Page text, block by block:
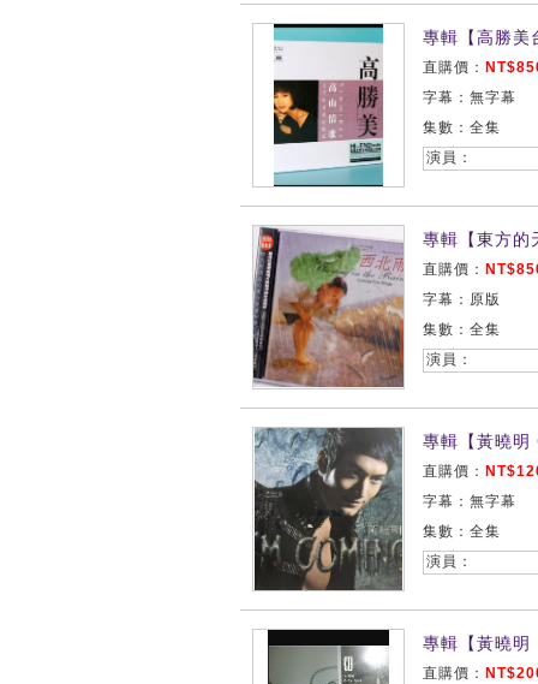
專輯【高勝美
直購價：
字幕：無字幕
集數：全集
演員：
專輯【東方的
直購價：
字幕：原版
集數：全集
演員：
專輯【黃曉
直購價：
字幕：無字幕
集數：全集
演員：
專輯【黃曉明
直購價：